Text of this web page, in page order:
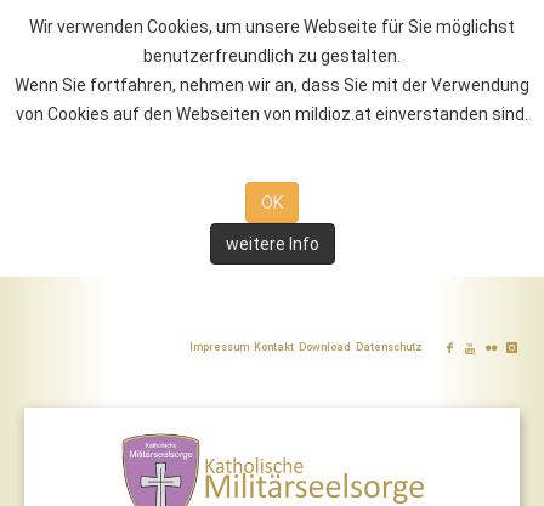
Wir verwenden Cookies, um unsere Webseite für Sie möglichst
benutzerfreundlich zu gestalten.
Wenn Sie fortfahren, nehmen wir an, dass Sie mit der Verwendung
von Cookies auf den Webseiten von mildioz.at einverstanden sind.
OK
weitere Info
Impressum Kontakt Download Datenschutz